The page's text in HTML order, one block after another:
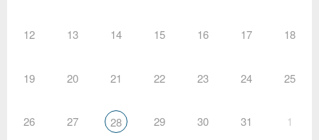
12 13 14 15 16 17 18
19 20 21 22 23 24 25
26 27 28 29 30 31 1